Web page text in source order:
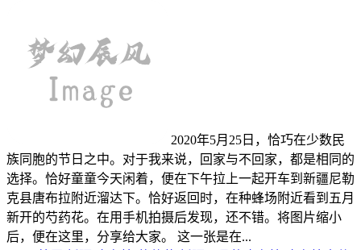
2020年5月25日，恰巧在少数民
族同胞的节日之中。对于我来说，回家与不回家，都是相同的
选择。恰好童童今天闲着，便在下午拉上一起开车到新疆尼勒
克县唐布拉附近溜达下。恰好返回时，在种蜂场附近看到五月
新开的芍药花。在用手机拍摄后发现，还不错。将图片缩小
后，便在这里，分享给大家。 这一张是在...